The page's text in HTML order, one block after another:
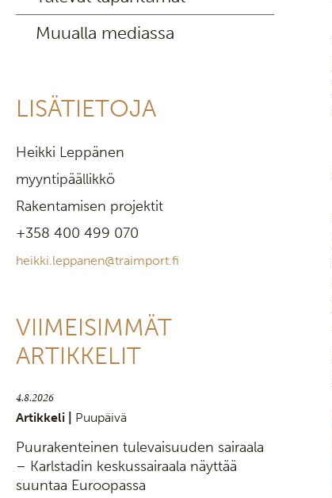
Muualla mediassa
LISÄTIETOJA
Heikki Leppänen
myyntipäällikkö
Rakentamisen projektit
+358 400 499 070
heikki.leppanen@traimport.fi
VIIMEISIMMÄT
ARTIKKELIT
4.8.2026
Artikkeli | Puupäivä
Puurakenteinen tulevaisuuden sairaala
– Karlstadin keskussairaala näyttää
suuntaa Euroopassa